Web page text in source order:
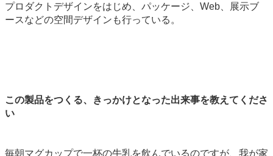
プロダクトデザインをはじめ、パッケージ、Web、展示ブ
ースなどの空間デザインも行っている。
この製品をつくる、きっかけとなった出来事を教えてくださ
い
毎朝マグカップで一杯の牛乳を飲んでいるのですが、我が家